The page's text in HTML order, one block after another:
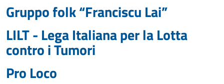
Gruppo folk “Franciscu Lai”
LILT - Lega Italiana per la Lotta
contro i Tumori
Pro Loco